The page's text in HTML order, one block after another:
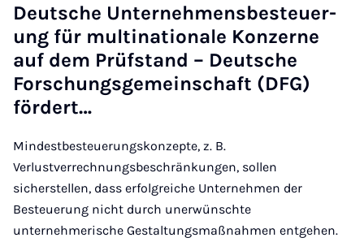
Deutsche Un­ternehmens­besteuer­
ung für mul­tina­tionale Konzerne
auf dem Prüf­stand – Deutsche
Forschungs­ge­meinsch­aft (DFG)
fördert…
Mindestbesteuerungskonzepte, z. B.
Verlustverrechnungsbeschränkungen, sollen
sicherstellen, dass erfolgreiche Unternehmen der
Besteuerung nicht durch unerwünschte
unternehmerische Gestaltungsmaßnahmen entgehen.